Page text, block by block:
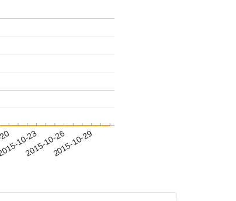
10-23
2015-10-262015-10-29